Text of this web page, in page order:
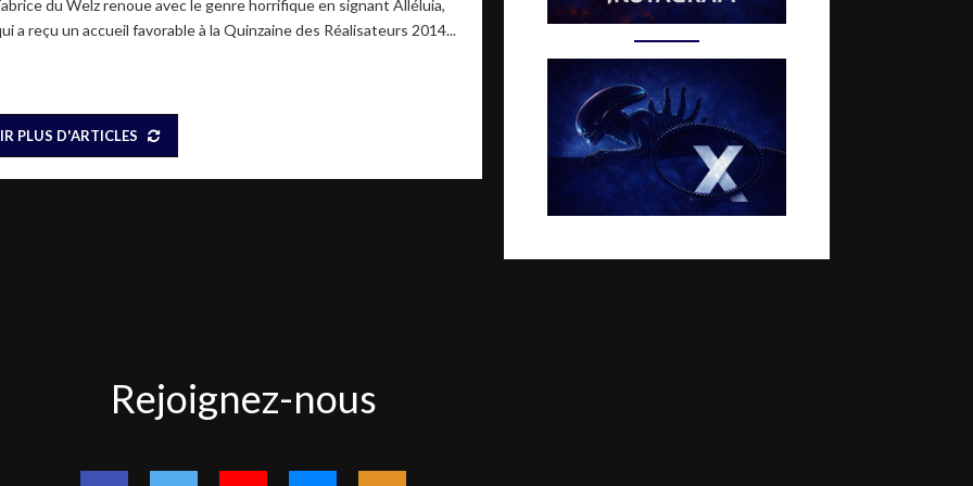
du Welz renoue avec le genre horrifique en signant Alléluia,
a reçu un accueil favorable à la Quinzaine des Réalisateurs 2014...
PLUS D'ARTICLES
nous
Rejoignez-nous